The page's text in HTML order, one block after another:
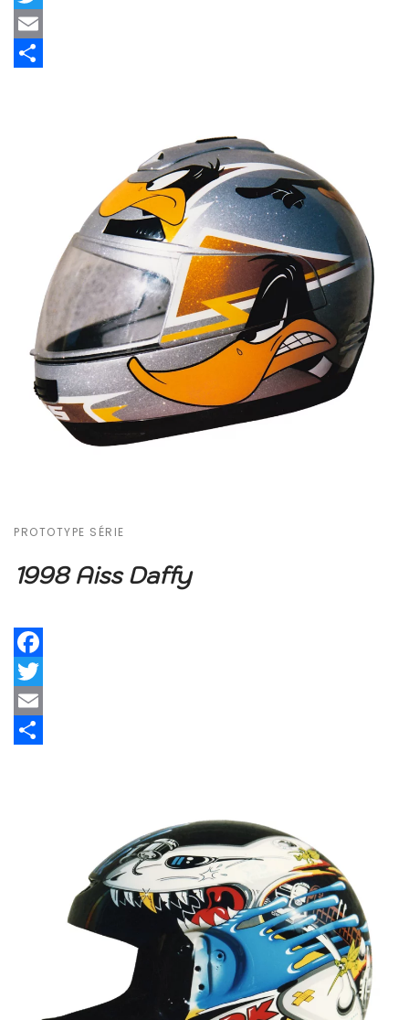
Twitter
Email
PROTOTYPE SÉRIE
1998 Aiss Daffy
Facebook
Twitter
Email